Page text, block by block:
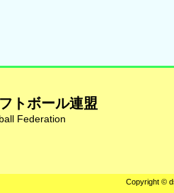
トボール連盟
Federation
Copyright ©